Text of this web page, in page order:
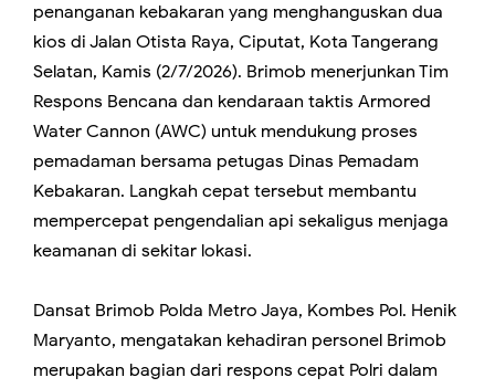
penanganan kebakaran yang menghanguskan dua
kios di Jalan Otista Raya, Ciputat, Kota Tangerang
Selatan, Kamis (2/7/2026). Brimob menerjunkan Tim
Respons Bencana dan kendaraan taktis Armored
Water Cannon (AWC) untuk mendukung proses
pemadaman bersama petugas Dinas Pemadam
Kebakaran. Langkah cepat tersebut membantu
mempercepat pengendalian api sekaligus menjaga
keamanan di sekitar lokasi.
Dansat Brimob Polda Metro Jaya, Kombes Pol. Henik
Maryanto, mengatakan kehadiran personel Brimob
merupakan bagian dari respons cepat Polri dalam